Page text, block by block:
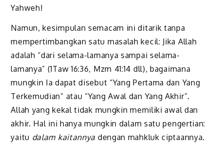
Yahweh!
Namun, kesimpulan semacam ini ditarik tanpa
mempertimbangkan satu masalah kecil: Jika Allah
adalah “dari selama-lamanya sampai selama-
lamanya” (1Taw 16:36, Mzm 41:14 dll), bagaimana
mungkin Ia dapat disebut “Yang Pertama dan Yang
Terkemudian” atau “Yang Awal dan Yang Akhir”.
Allah yang kekal tidak mungkin memiliki awal dan
akhir. Hal ini hanya mungkin dalam satu pengertian:
yaitu dalam kaitannya dengan mahkluk ciptaannya.